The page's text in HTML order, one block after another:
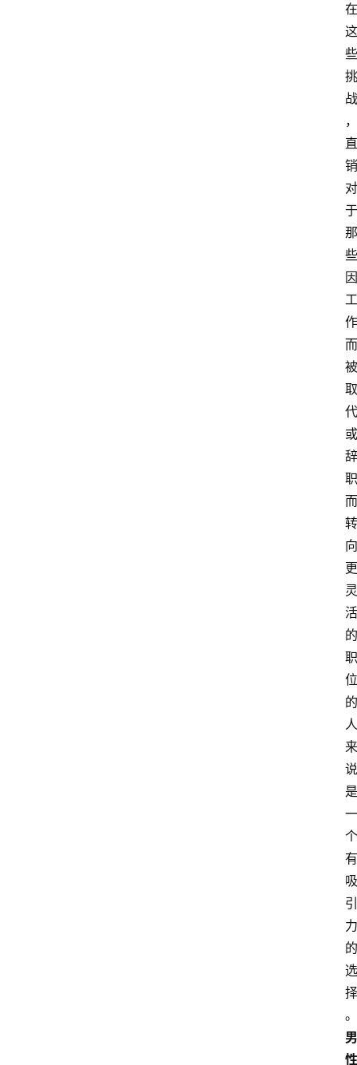
在
这
些
挑
战
，
直
销
对
于
那
些
因
工
作
而
被
取
代
或
辞
职
而
转
向
更
灵
活
的
职
位
的
人
来
说
是
一
个
有
吸
引
力
的
选
择
。
男
性